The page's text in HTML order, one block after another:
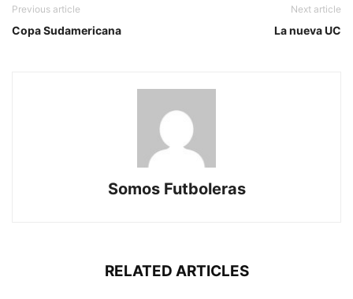
Previous article
Copa Sudamericana
Next article
La nueva UC
Somos Futboleras
RELATED ARTICLES